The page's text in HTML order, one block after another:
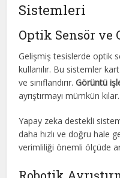
Sistemleri
Optik Sensör ve
Gelişmiş tesislerde optik
kullanılır. Bu sistemler
ve sınıflandırır.Görüntü
ayrıştırmayı mümkün kılar.
Yapay zeka destekli
daha hızlı ve doğru hale
verimliliği önemli ölçüde